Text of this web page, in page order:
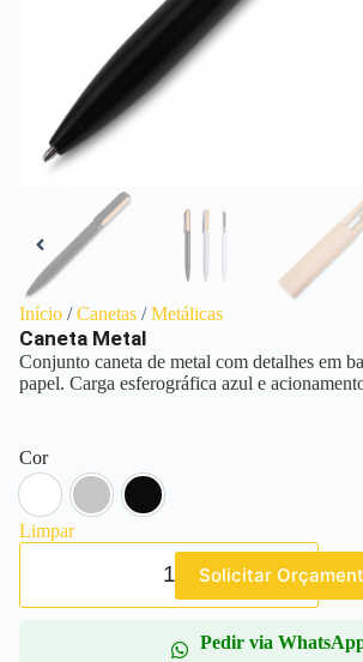
Início /Canetas /Metálicas
Caneta Metal
Conjunto caneta de metal com detalhes em
papel. Carga esferográfica azul e
Cor
Branco Prata
Preto
Limpar
Solicitar
Pedir via